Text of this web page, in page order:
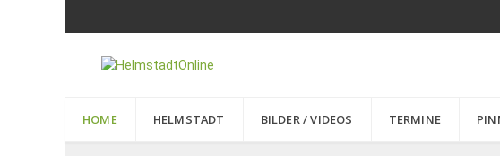
HOME HELMSTADT BILDER / VIDEOS TERMINE